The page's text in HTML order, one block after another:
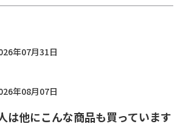
年07月31日
年08月07日
は他にこんな商品も買っています